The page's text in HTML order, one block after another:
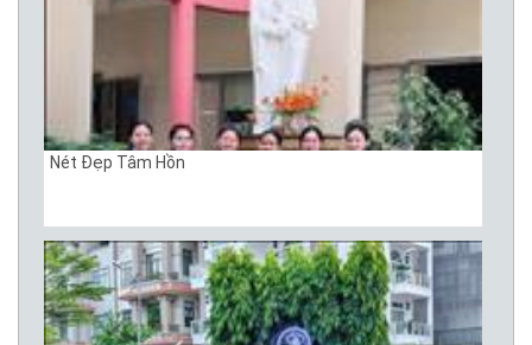
Nét Đẹp Tâm Hồn